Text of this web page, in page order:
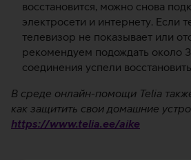
восстановится, можно снова
электросети и интернету. Если
телевизор не показывает или
рекомендуем подождать около
соединения успели
В среде онлайн-помощи Telia
как защитить свои домашние
https://www.telia.ee/aike